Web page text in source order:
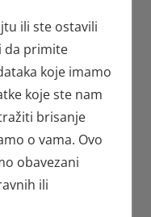
ili ste ostavili
da primite
koje imamo
koje ste nam
brisanje
o vama. Ovo
obavezani
ili